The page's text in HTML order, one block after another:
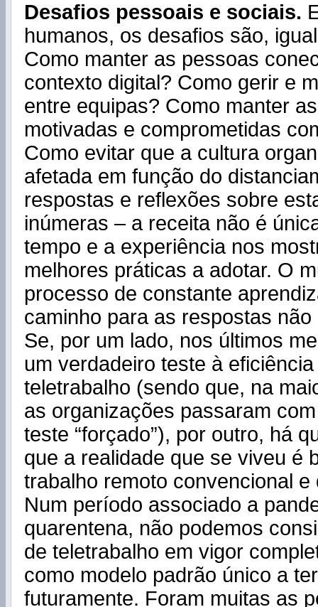
Desafios pessoais e sociais.
humanos, os desafios são,
Como manter as pessoas
contexto digital? Como gerir e
entre equipas? Como manter
motivadas e comprometidas
Como evitar que a cultura
afetada em função do
respostas e reflexões sobre
inúmeras – a receita não é
tempo e a experiência nos
melhores práticas a adotar. O
processo de constante
caminho para as respostas
Se, por um lado, nos últimos
um verdadeiro teste à
teletrabalho (sendo que, na
as organizações passaram
teste “forçado”), por outro, há
que a realidade que se viveu é
trabalho remoto convencional e
Num período associado a
quarentena, não podemos
de teletrabalho em vigor
como modelo padrão único a
futuramente. Foram muitas as